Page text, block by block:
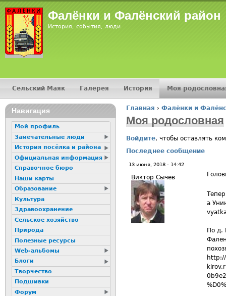
Фалёнки и Фалёнский район
История, события, люди
Вы здесь
Главная › Фалёнки и
Моя родословная
Войдите, чтобы оставлять
Последнее сообщение
13 июня, 2018 - 14:42
Виктор Сычев
а
По д.
Главное меню
Сельский Маяк Галерея История Моя
16+
Навигация
Мой профиль
Замечательные люди
История посёлка и района
Официальная информация
Справочное бюро
Наши карты
Образование
Культура
Здравоохранение
Сельское хозяйство
Природа
Полезные ресурсы
Web-альбомы
Блоги
Творчество
Подшивки
Форум